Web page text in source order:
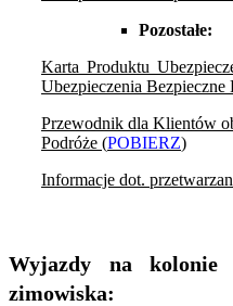
Pozostałe:
Karta Produktu
Ubezpieczenia Bezpieczne
Przewodnik dla Klientów
Podróże (POBIERZ)
Informacje dot.
Wyjazdy na kolonie
zimowiska: